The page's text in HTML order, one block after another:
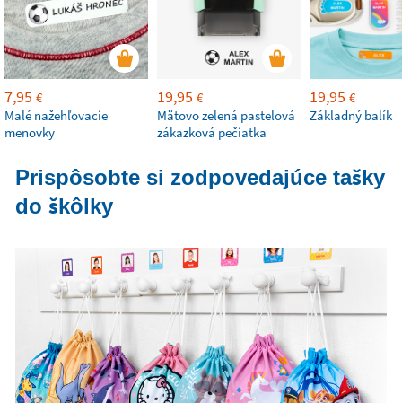
7,95 €
Malé nažehľovacie
menovky
19,95 €
Mätovo zelená pastelová
zákazková pečiatka
19,95 €
Základný balík
Prispôsobte si zodpovedajúce tašky
do škôlky